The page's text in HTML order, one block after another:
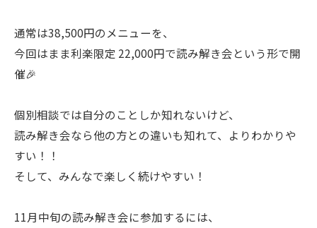
通常は38,500円のメニューを、
今回はまま利楽限定 22,000円で読み解き会という形で開
催🎉
個別相談では自分のことしか知れないけど、
読み解き会なら他の方との違いも知れて、よりわかりや
すい！！
そして、みんなで楽しく続けやすい！
11月中旬の読み解き会に参加するには、